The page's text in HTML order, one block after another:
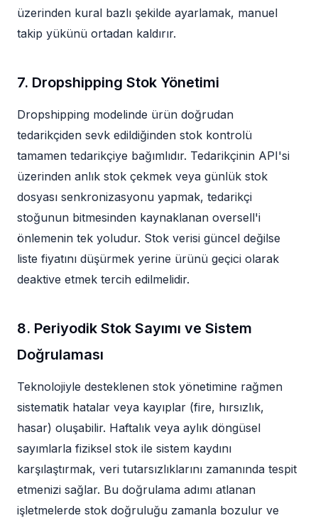
üzerinden kural bazlı şekilde ayarlamak, manuel
takip yükünü ortadan kaldırır.
7. Dropshipping Stok Yönetimi
Dropshipping modelinde ürün doğrudan
tedarikçiden sevk edildiğinden stok kontrolü
tamamen tedarikçiye bağımlıdır. Tedarikçinin API'si
üzerinden anlık stok çekmek veya günlük stok
dosyası senkronizasyonu yapmak, tedarikçi
stoğunun bitmesinden kaynaklanan oversell'i
önlemenin tek yoludur. Stok verisi güncel değilse
liste fiyatını düşürmek yerine ürünü geçici olarak
deaktive etmek tercih edilmelidir.
8. Periyodik Stok Sayımı ve Sistem
Doğrulaması
Teknolojiyle desteklenen stok yönetimine rağmen
sistematik hatalar veya kayıplar (fire, hırsızlık,
hasar) oluşabilir. Haftalık veya aylık döngüsel
sayımlarla fiziksel stok ile sistem kaydını
karşılaştırmak, veri tutarsızlıklarını zamanında tespit
etmenizi sağlar. Bu doğrulama adımı atlanan
işletmelerde stok doğruluğu zamanla bozulur ve